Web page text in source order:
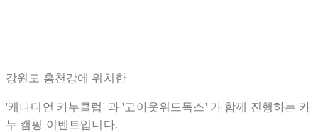
강원도 홍천강에 위치한
'캐나디언 카누클럽' 과 '고아웃위드독스' 가 함께 진행하는 카
누 캠핑 이벤트입니다.